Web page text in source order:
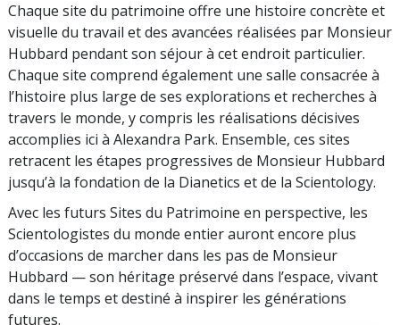
Chaque site du patrimoine offre une histoire concrète et
visuelle du travail et des avancées réalisées par Monsieur
Hubbard pendant son séjour à cet endroit particulier.
Chaque site comprend également une salle consacrée à
l’histoire plus large de ses explorations et recherches à
travers le monde, y compris les réalisations décisives
accomplies ici à Alexandra Park. Ensemble, ces sites
retracent les étapes progressives de Monsieur Hubbard
jusqu’à la fondation de la Dianetics et de la Scientology.
Avec les futurs Sites du Patrimoine en perspective, les
Scientologistes du monde entier auront encore plus
d’occasions de marcher dans les pas de Monsieur
Hubbard — son héritage préservé dans l’espace, vivant
dans le temps et destiné à inspirer les générations
futures.